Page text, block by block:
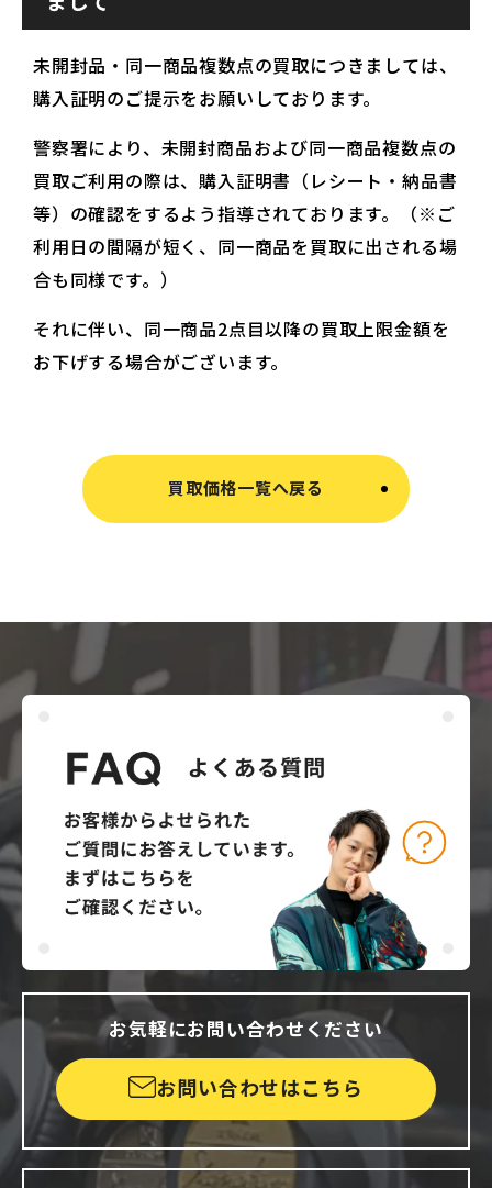
未開封品・同一商品複数点の買取につきましては、
購入証明のご提示をお願いしております。
警察署により、未開封商品および同一商品複数点の
買取ご利用の際は、購入証明書（レシート・納品書
等）の確認をするよう指導されております。（※ご
利用日の間隔が短く、同一商品を買取に出される場
合も同様です。）
それに伴い、同一商品2点目以降の買取上限金額を
お下げする場合がございます。
買取価格一覧へ戻る
お気軽にお問い合わせください
お問い合わせはこちら